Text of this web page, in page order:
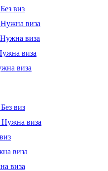
Без виз
Нужна виза
Нужна виза
виза
виза
Без виз
Нужна виза
виза
виза